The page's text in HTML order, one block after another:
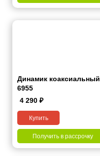
Динамик коаксиальный
6955
4 290 ₽
Купить
Получить в рассрочку